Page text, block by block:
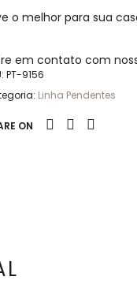
o melhor para sua
em contato com
PT-9156
Linha Pendentes
ON